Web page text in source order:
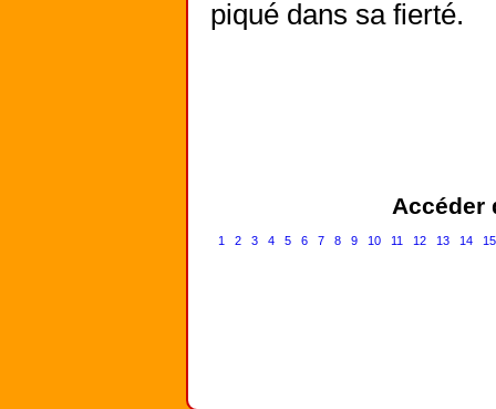
Accéder
1 2 3 4 5 6 7 8 9 10 11 12 13 14 15